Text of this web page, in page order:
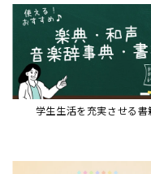
学生生活を充実させる書